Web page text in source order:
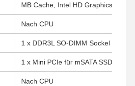
MB Cache, Intel HD Graphics.
Nach CPU
1 x DDR3L SO-DIMM Sockel (bis
1 x Mini PCIe für mSATA SSD, 1 x
Nach CPU